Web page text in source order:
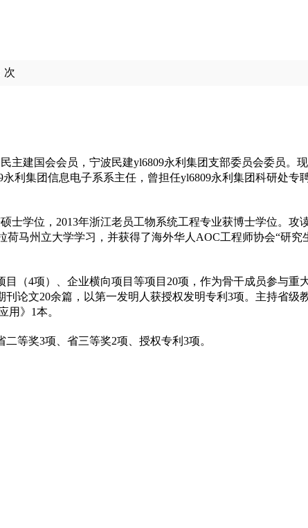
次
主建国会会员，宁波民建yl6809永利集团支部委员会委员。
利集团信息电子系系主任，曾担任yl6809永利集团科研处专
士学位，2013年浙江老员工物系统工程专业获博士学位。攻
马州立大学学习，并获得了海外华人AOC工程师协会“研究
（4项）、企业横向项目等项目20项，作为骨干成员参与重
论文20余篇，以第一发明人获授权发明专利3项。主持省级
用》1本。
等奖3项、省三等奖2项、授权专利3项。